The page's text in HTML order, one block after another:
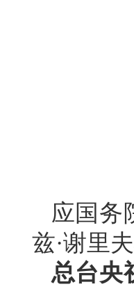
应国务
兹·谢里
总台央